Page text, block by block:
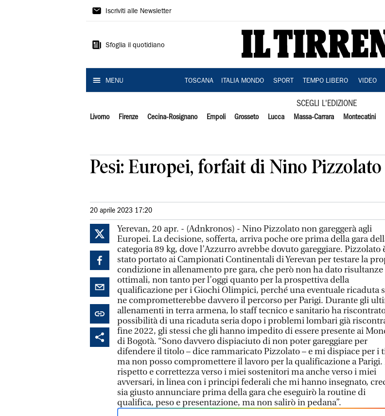
Il
Iscriviti alle Newsletter
Sfoglia il quotidiano
MENU TOSCANA ITALIA MONDO SPORT TEMPO LIBERO VIDEO
SCEGLI L'EDIZIONE
Livorno Firenze Cecina-Rosignano Empoli Grosseto Lucca Massa-Carrara Montecatini
Pesi: Europei, forfait di Nino Pizzolato
20 aprile 2023 17:20
Yerevan, 20 apr. - (Adnkronos) - Nino Pizzolato non gareggerà agli
Europei. La decisione, sofferta, arriva poche ore prima della gara
categoria 89 kg, dove l’Azzurro avrebbe dovuto gareggiare. Pizzolato
stato portato ai Campionati Continentali di Yerevan per testare la
condizione in allenamento pre gara, che però non ha dato risultanze
ottimali, non tanto per l’oggi quanto per la prospettiva della
qualificazione per i Giochi Olimpici, perché una eventuale ricaduta
ne comprometterebbe davvero il percorso per Parigi. Durante gli
allenamenti in terra armena, lo staff tecnico e sanitario ha
possibilità di una ricaduta seria dopo i problemi lombari già
fine 2022, gli stessi che gli hanno impedito di essere presente ai
di Bogotà. “Sono davvero dispiaciuto di non poter gareggiare per
difendere il titolo – dice rammaricato Pizzolato – e mi dispiace per i
ma non posso compromettere il lavoro per la qualificazione a Parigi.
rispetto e correttezza verso i miei sostenitori ma anche verso i miei
avversari, in linea con i principi federali che mi hanno insegnato,
sia giusto annunciare prima della gara che eseguirò la routine di
qualifica, peso e presentazione, ma non salirò in pedana”.